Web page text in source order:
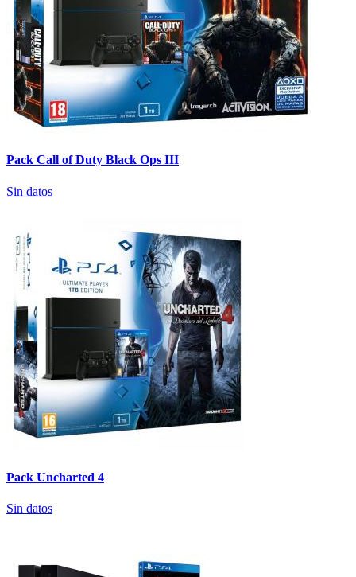
Pack Call of Duty Black Ops III
Sin datos
Pack Uncharted 4
Sin datos